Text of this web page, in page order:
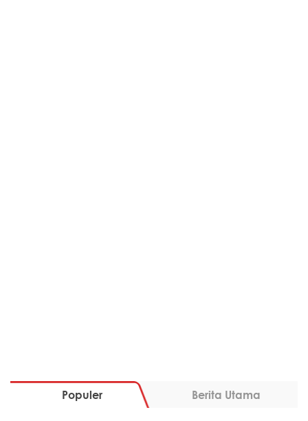
Populer Berita Utama